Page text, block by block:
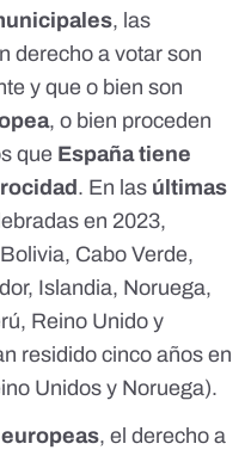
, las
derecho a votar son
y que o bien son
, o bien proceden
que España tiene
. En las últimas
en 2023,
Cabo Verde,
Islandia, Noruega,
Reino Unido y
residido cinco años en
Unidos y Noruega).
, el derecho a